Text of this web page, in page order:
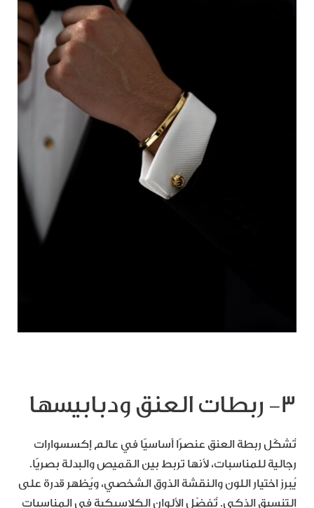
٣- ربطات العنق ودبابيسها
تُشكّل ربطة العنق عنصرًا أساسيًا في عالم إكسسوارات
رجالية للمناسبات، لأنها تربط بين القميص والبدلة بصريًا.
يُبرز اختيار اللون والنقشة الذوق الشخصي، ويُظهر قدرة على
التنسيق الذكي. تُفضّل الألوان الكلاسيكية في المناسبات